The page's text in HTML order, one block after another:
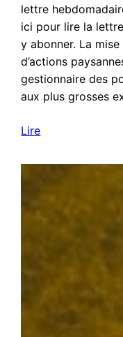
lettre
ici pour lire la
y abonner. La
d’actions
gestionnaire des
aux plus grosses
Lire